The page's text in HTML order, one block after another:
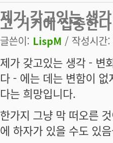
제가 갖고있는 생
고 거기에 집중한다
글쓴이: LispM / 작성시
제가 갖고있는 생각 - 변
다 - 에는 데는 변함이
다는 희망입니다.
한가지 그냥 막 떠오른
에 하자가 있을 수도 있